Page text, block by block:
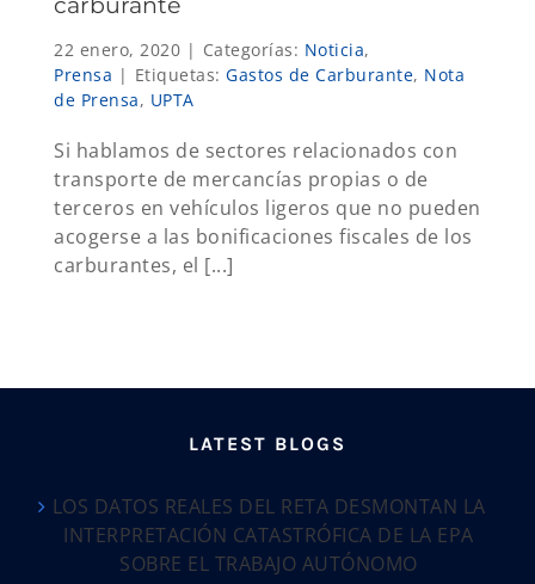
carburante
22 enero, 2020 | Categorías: Noticia,
Prensa | Etiquetas: Gastos de Carburante, Nota
de Prensa, UPTA
Si hablamos de sectores relacionados con
transporte de mercancías propias o de
terceros en vehículos ligeros que no pueden
acogerse a las bonificaciones fiscales de los
carburantes, el [...]
LATEST BLOGS
LOS DATOS REALES DEL RETA DESMONTAN LA
INTERPRETACIÓN CATASTRÓFICA DE LA EPA
SOBRE EL TRABAJO AUTÓNOMO